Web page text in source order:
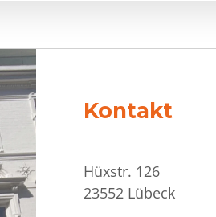
Kontakt
Hüxstr. 126
23552 Lübeck